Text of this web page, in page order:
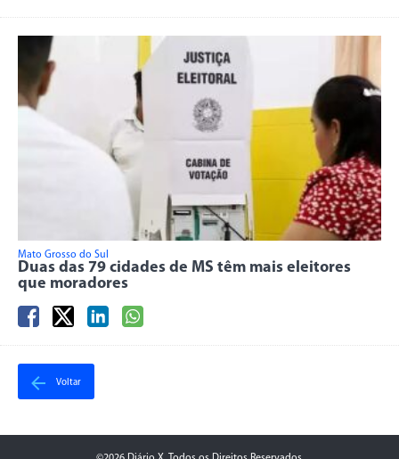
Mato Grosso do Sul
Duas das 79 cidades de MS têm mais eleitores
que moradores
Voltar